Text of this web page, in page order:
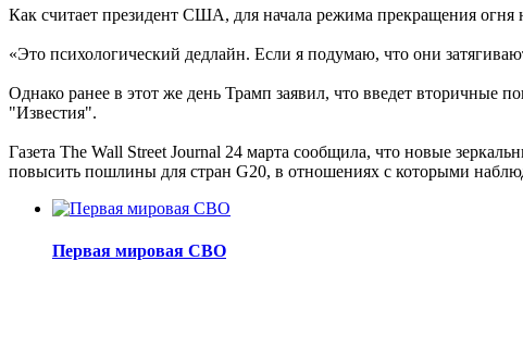
Как считает президент США, для начала режима прекращения огня
«Это психологический дедлайн. Если я подумаю, что они
Однако ранее в этот же день Трамп заявил, что введет
"Известия".
Газета The Wall Street Journal 24 марта сообщила, что новые
повысить пошлины для стран G20, в отношениях с которыми
Первая мировая СВО